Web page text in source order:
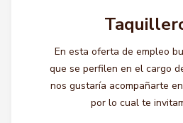
En esta oferta de empleo
que se perfilen en el cargo
nos gustaría acompañarte
por lo cual te